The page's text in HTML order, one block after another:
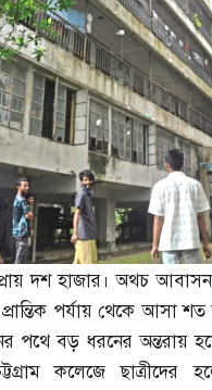
প্রায় দশ হাজার। অথচ
প্রান্তিক পর্যায় থেকে আসা
পথে বড় ধরনের অন্তরায়
কলেজে ছাত্রীদের